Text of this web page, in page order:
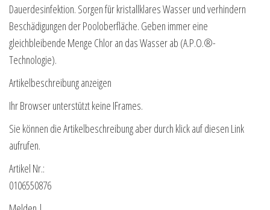
Dauerdesinfektion. Sorgen für kristallklares Wasser und verhindern
Beschädigungen der Pooloberfläche. Geben immer eine
gleichbleibende Menge Chlor an das Wasser ab (A.P.O.®-
Technologie).
Artikelbeschreibung anzeigen
Ihr Browser unterstützt keine IFrames.
Sie können die Artikelbeschreibung aber durch klick auf diesen Link
aufrufen.
Artikel Nr.:
0106550876